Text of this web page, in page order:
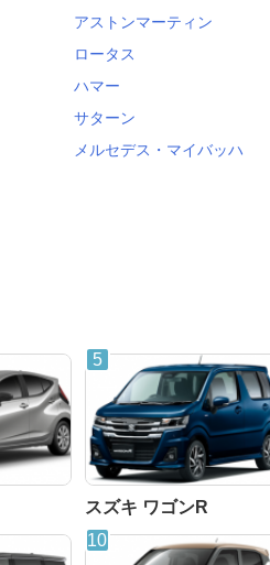
アストンマーティン
ロータス
ハマー
サターン
メルセデス・マイバッハ
スズキ ワゴンR